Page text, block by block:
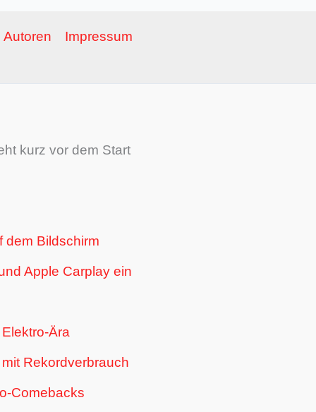
Autoren Impressum
kurz vor dem Start
dem Bildschirm
Apple Carplay ein
Ära
Rekordverbrauch
Comebacks